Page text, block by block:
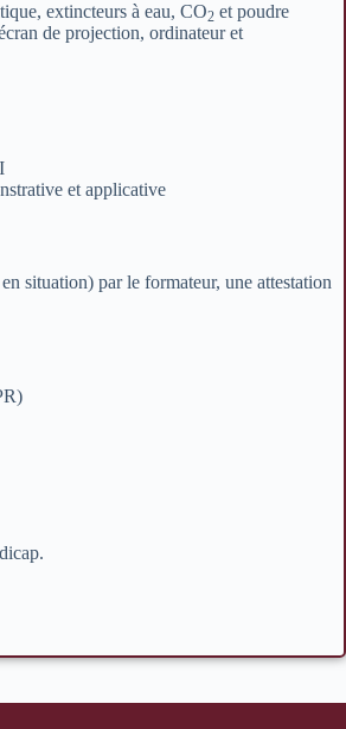
extincteurs à eau, CO2 et poudre
de projection, ordinateur et
et applicative
situation) par le formateur, une attestation